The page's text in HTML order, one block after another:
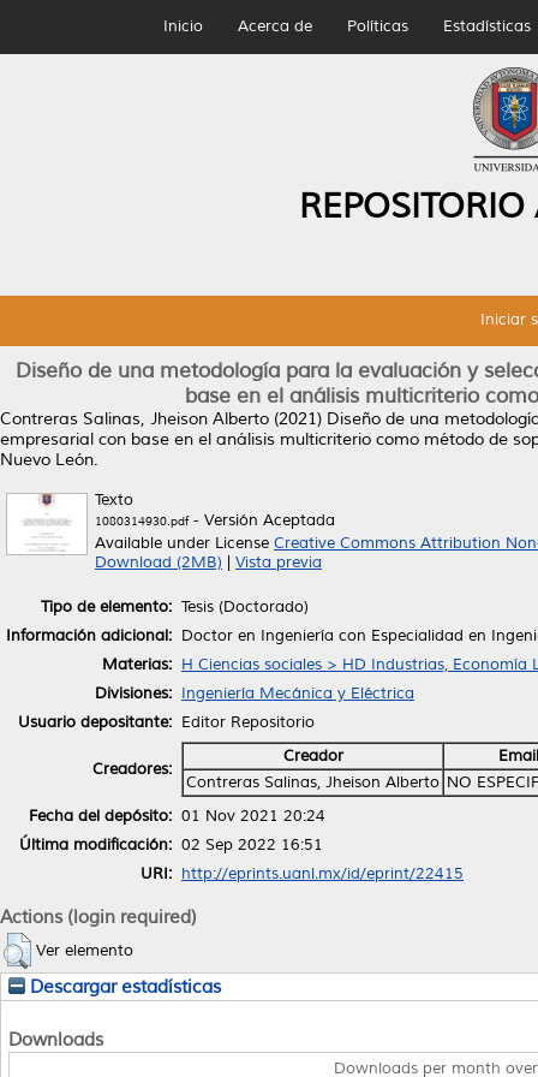
Inicio Acerca de Políticas Estadísticas
Iniciar
Diseño de una metodología para la evaluación y
base en el análisis multicriterio
Contreras Salinas, Jheison Alberto (2021) Diseño de una
empresarial con base en el análisis multicriterio como método de
Nuevo León.
Texto
1080314930.pdf- Versión Aceptada
Available under License Creative Commons Attribution
Download (2MB)
Vista previa
Tipo de elemento: Tesis (Doctorado)
Información adicional: Doctor en Ingeniería con Especialidad en
Materias: H Ciencias sociales > HD Industrias, Economía
Divisiones: Ingeniería Mecánica y Eléctrica
Usuario depositante: Editor Repositorio
Creadores:
Creador
Email
Contreras Salinas, Jheison Alberto NO
Fecha del depósito: 01 Nov 2021 20:24
Última modificación: 02 Sep 2022 16:51
URI: http://eprints.uanl.mx/id/eprint/22415
Actions (login required)
Ver elemento
Descargar estadísticas
Downloads
Downloads per month